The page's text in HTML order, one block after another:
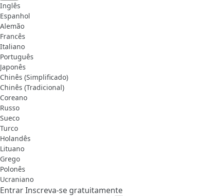
Inglês
Espanhol
Alemão
Francês
Italiano
Português
Japonês
Chinês (Simplificado)
Chinês (Tradicional)
Coreano
Russo
Sueco
Turco
Holandês
Lituano
Grego
Polonês
Ucraniano
EntrarInscreva-se gratuitamente